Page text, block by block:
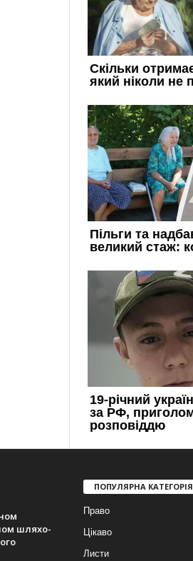
шляхо-
ПОПУЛЯРНА КАТЕГОРІЯ
Право
Цікаво
Листи